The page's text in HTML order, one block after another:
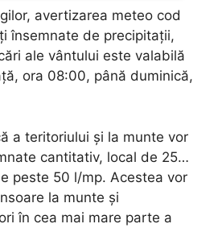
avertizarea meteo cod
însemnate de precipitații,
ale vântului este valabilă
ora 08:00, până duminică,
a teritoriului și la munte vor
cantitativ, local de 25…
peste 50 l/mp. Acestea vor
la munte și
în cea mai mare parte a